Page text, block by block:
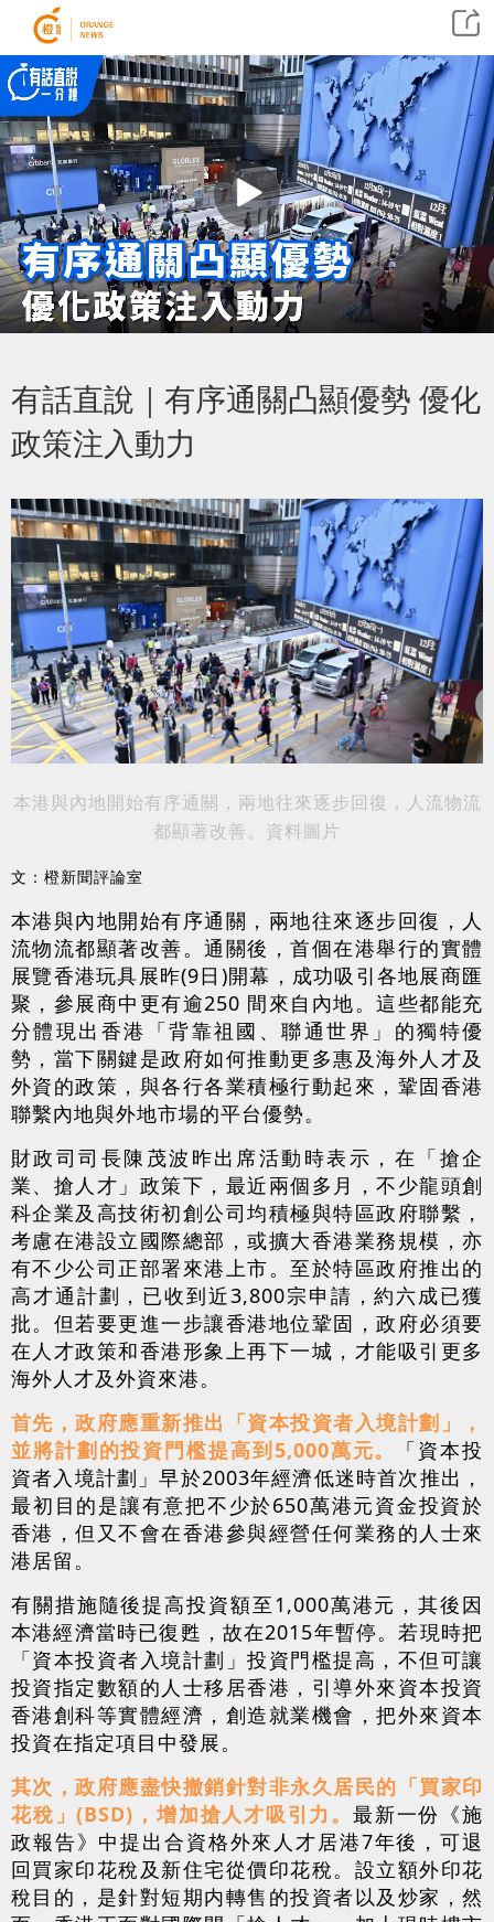
有話直說｜有序通關凸顯優勢 優化
政策注入動力
本港與內地開始有序通關，兩地往來逐步回復，人流物流
都顯著改善。資料圖片
文：橙新聞評論室
本港與內地開始有序通關，兩地往來逐步回復，人
流物流都顯著改善。通關後，首個在港舉行的實體
展覽香港玩具展昨(9日)開幕，成功吸引各地展商匯
聚，參展商中更有逾250 間來自內地。這些都能充
分體現出香港「背靠祖國、聯通世界」的獨特優
勢，當下關鍵是政府如何推動更多惠及海外人才及
外資的政策，與各行各業積極行動起來，鞏固香港
聯繫內地與外地市場的平台優勢。
財政司司長陳茂波昨出席活動時表示，在「搶企
業、搶人才」政策下，最近兩個多月，不少龍頭創
科企業及高技術初創公司均積極與特區政府聯繫，
考慮在港設立國際總部，或擴大香港業務規模，亦
有不少公司正部署來港上市。至於特區政府推出的
高才通計劃，已收到近3,800宗申請，約六成已獲
批。但若要更進一步讓香港地位鞏固，政府必須要
在人才政策和香港形象上再下一城，才能吸引更多
海外人才及外資來港。
首先，政府應重新推出「資本投資者入境計劃」，
並將計劃的投資門檻提高到5,000萬元。
「資本投
資者入境計劃」早於2003年經濟低迷時首次推出，
最初目的是讓有意把不少於650萬港元資金投資於
香港，但又不會在香港參與經營任何業務的人士來
港居留。
有關措施隨後提高投資額至1,000萬港元，其後因
本港經濟當時已復甦，故在2015年暫停。若現時把
「資本投資者入境計劃」投資門檻提高，不但可讓
投資指定數額的人士移居香港，引導外來資本投資
香港創科等實體經濟，創造就業機會，把外來資本
投資在指定項目中發展。
其次，政府應盡快撤銷針對非永久居民的「買家印
花稅」(BSD)，增加搶人才吸引力。最新一份《施
政報告》中提出合資格外來人才居港7年後，可退
回買家印花稅及新住宅從價印花稅。設立額外印花
稅目的，是針對短期内轉售的投資者以及炒家，然